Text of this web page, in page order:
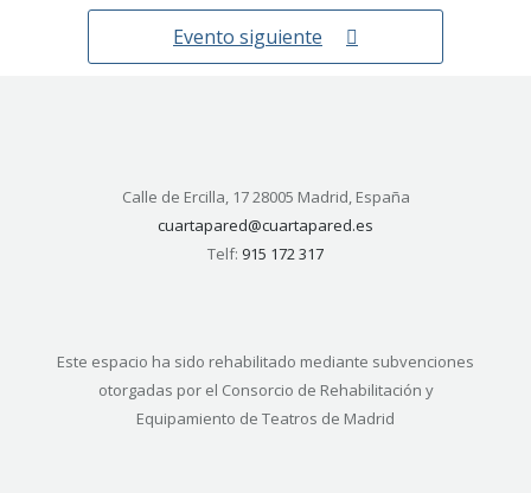
Evento siguiente
Calle de Ercilla, 17 28005 Madrid, España
cuartapared@cuartapared.es
Telf: 915 172 317
Este espacio ha sido rehabilitado mediante subvenciones
otorgadas por el Consorcio de Rehabilitación y
Equipamiento de Teatros de Madrid